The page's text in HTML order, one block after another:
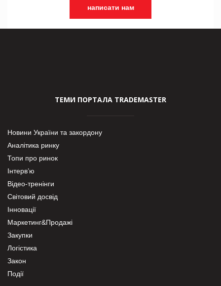
написати нам
ТЕМИ ПОРТАЛА TRADEMASTER
Новини України та закордону
Аналітика ринку
Топи про ринок
Інтерв’ю
Відео-тренінги
Світовий досвід
Інновації
Маркетинг&Продажі
Закупки
Логістика
Закон
Події